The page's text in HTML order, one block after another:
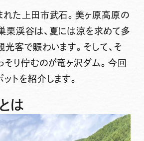
れた上田市武石。美ヶ原高原の
栗渓谷は、夏には涼を求めて多
光客で賑わいます。そして、そ
そり佇むのが竜ヶ沢ダム。今回
トを紹介します。
は